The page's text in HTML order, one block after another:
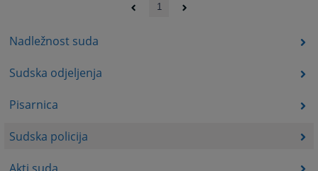
Nadležnost suda
Sudska odjeljenja
Pisarnica
Sudska policija
Akti suda
1